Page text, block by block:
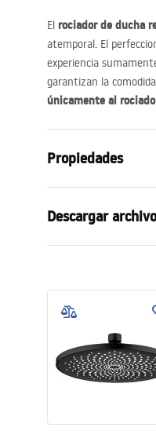
El rociador de ducha
atemporal. El
experiencia
garantizan la
únicamente al
Propiedades
Material
Método de
Garantía
Descargar